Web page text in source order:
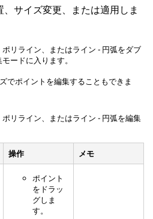
サイズ変更、または適用しま
リライン、またはライン - 円弧をダブ
ードに入ります。
でポイントを編集することもできま
リライン、またはライン - 円弧を編集
操作
メモ
ポイント
をドラッ
グしま
す。